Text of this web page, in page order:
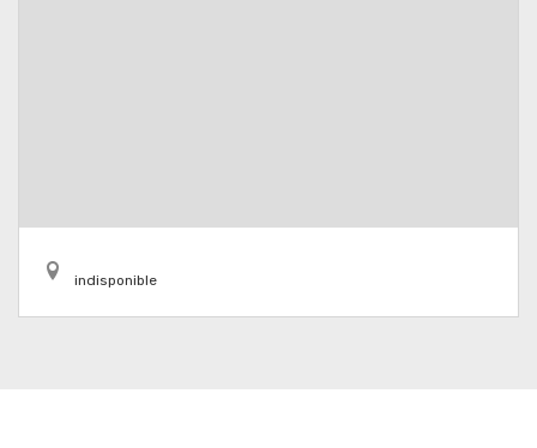
indisponible